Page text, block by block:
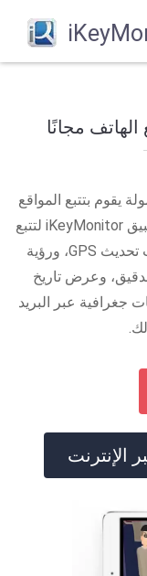
الهاتف مجانًا
يقوم بتتبع المواقع
الجغرافية للهاتف المستهدف. باستخدام تطبيق iKeyMonitor لتتبع
الهواتف المحمولة، يمكنك تخصيص فترات تحديث GPS، ورؤية
وعرض تاريخ
جغرافية عبر البريد